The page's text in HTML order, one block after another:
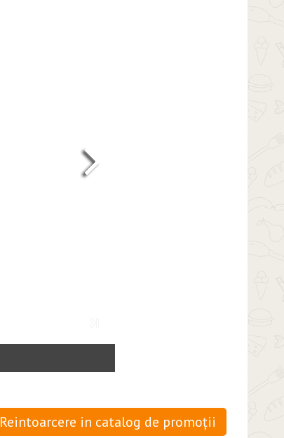
Reintoarcere in catalog de promoții